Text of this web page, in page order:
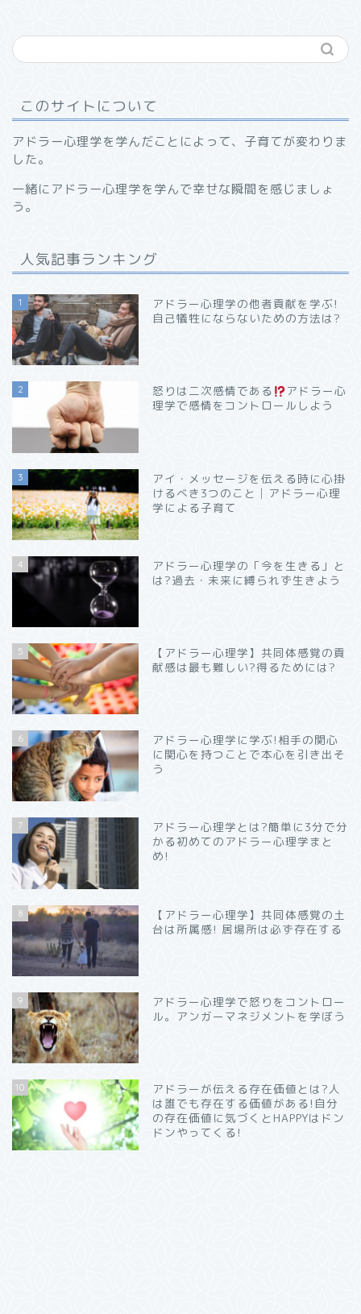
このサイトについて
アドラー心理学を学んだことによって、子育てが変わりま
した。
一緒にアドラー心理学を学んで幸せな瞬間を感じましょ
う。
人気記事ランキング
1
アドラー心理学の他者貢献を学ぶ!
自己犠牲にならないための方法は?
2 怒りは二次感情である
アドラー心
理学で感情をコントロールしよう
3
アイ・メッセージを伝える時に心掛
けるべき3つのこと│アドラー心理
学による子育て
4
アドラー心理学の「今を生きる」と
は?過去・未来に縛られず生きよう
5
【アドラー心理学】共同体感覚の貢
献感は最も難しい?得るためには?
6
アドラー心理学に学ぶ!相手の関心
に関心を持つことで本心を引き出そ
う
7
アドラー心理学とは?簡単に3分で分
かる初めてのアドラー心理学まと
め!
8
【アドラー心理学】共同体感覚の土
台は所属感! 居場所は必ず存在する
9
アドラー心理学で怒りをコントロー
ル。アンガーマネジメントを学ぼう
10
アドラーが伝える存在価値とは?人
は誰でも存在する価値がある!自分
の存在価値に気づくとHAPPYはドン
ドンやってくる!